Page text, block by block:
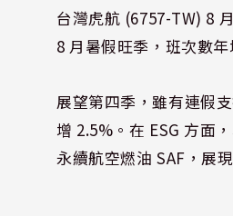
台灣虎航 (6757-TW) 8
8 月暑假旺季，班次數
展望第四季，雖有連假
增 2.5%。在 ESG 方面
永續航空燃油 SAF，展